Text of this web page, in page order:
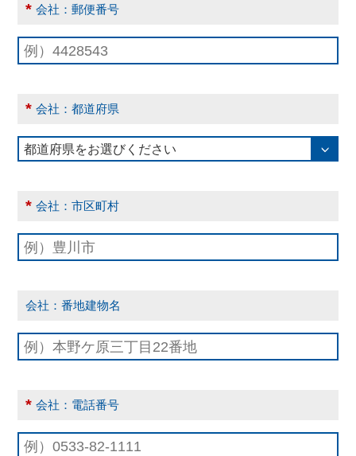
* 会社：郵便番号
* 会社：都道府県
* 会社：市区町村
会社：番地建物名
* 会社：電話番号